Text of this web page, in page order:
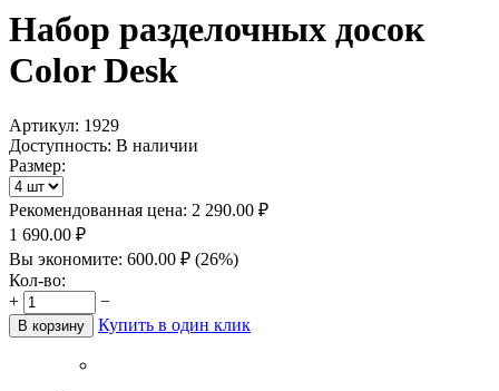
Набор разделочных досок
Color Desk
Артикул: 1929
Доступность: В наличии
Размер:
Рекомендованная цена: 2 290.00 ₽
1 690.00 ₽
Вы экономите: 600.00 ₽ (26%)
Кол-во:
+
−
В корзину Купить в один клик